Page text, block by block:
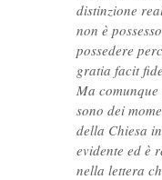
distinzione
non è
possedere
gratia facit
Ma
sono dei
della Chiesa
evidente ed è
nella lettera